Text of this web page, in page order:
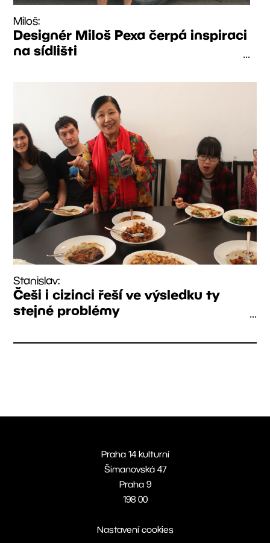
Miloš:
Designér Miloš Pexa čerpá inspiraci
na sídlišti
...
Stanislav:
Češi i cizinci řeší ve výsledku ty
stejné problémy
...
Praha 14 kulturní
Šimanovská 47
Praha 9
198 00
Nastavení cookies